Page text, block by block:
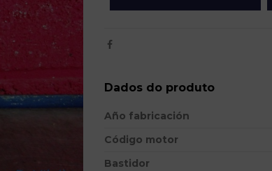
Dados do produto
Año fabricación
Código motor
Bastidor